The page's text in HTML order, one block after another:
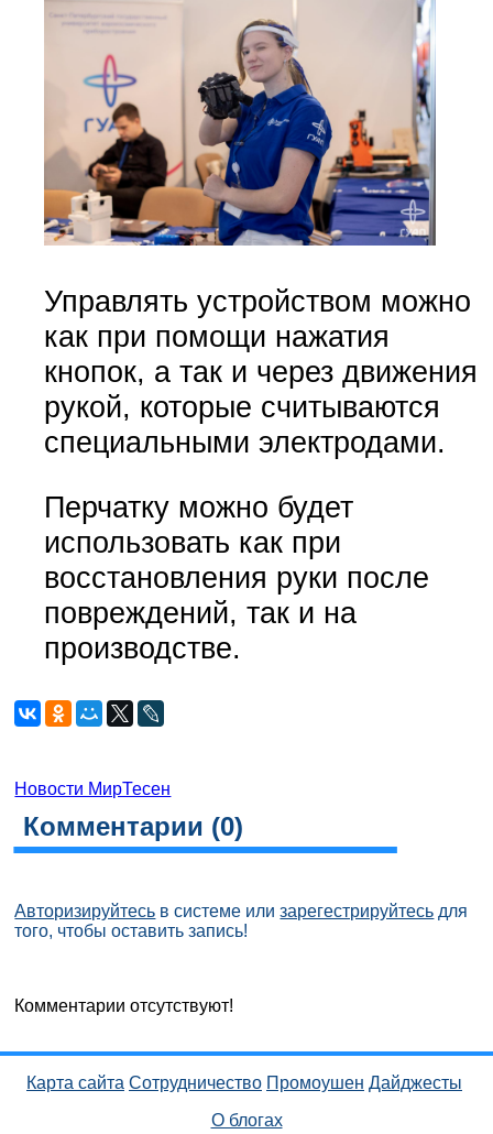
Управлять устройством можно
как при помощи нажатия
кнопок, а так и через движения
рукой, которые считываются
специальными электродами.
Перчатку можно будет
использовать как при
восстановления руки после
повреждений, так и на
производстве.
Новости МирТесен
Комментарии (0)
Авторизируйтесь в системе илизарегестрируйтесь для
того, чтобы оставить запись!
Комментарии отсутствуют!
Карта сайта Сотрудничество Промоушен Дайджесты
О блогах